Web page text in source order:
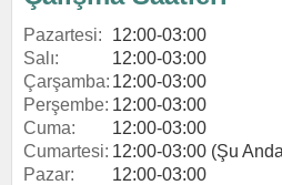
Pazartesi:
12:00-03:00
Salı:
12:00-03:00
Çarşamba: 12:00-03:00
Perşembe: 12:00-03:00
Cuma:
12:00-03:00
Cumartesi: 12:00-03:00 (Şu
Pazar:
12:00-03:00